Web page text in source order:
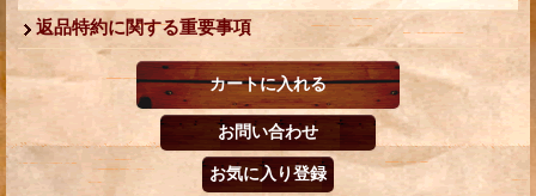
返品特約に関する重要事項